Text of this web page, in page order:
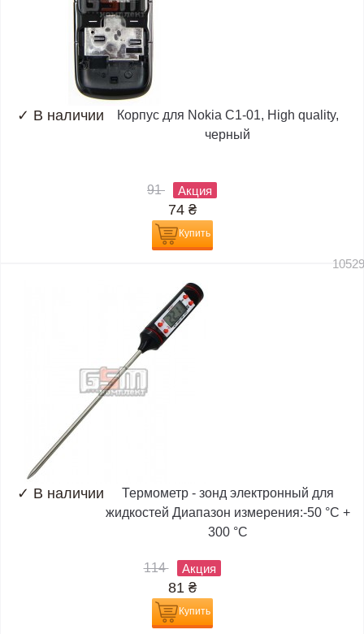
✓ В наличии
Корпус для Nokia C1-01, High quality,
черный
91 Акция
74 ₴
Купить
✓ В наличии
Термометр - зонд электронный для
жидкостей Диапазон измерения:-50 °C +
300 °C
114 Акция
81 ₴
Купить